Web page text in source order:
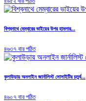
বিশ্বনাথে মেম্বারের ভাইয়ের উপর হামলার...
৪৬৩৭ বার পঠিত
কুলাউড়ায় অনলাইন জার্নালিস্ট সোসাইটির চতুর্থ...
৪৬০৭ বার পঠিত